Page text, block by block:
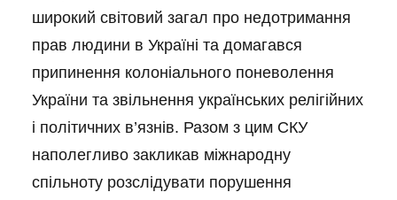
широкий світовий загал про недотримання
прав людини в Україні та домагався
припинення колоніального поневолення
України та звільнення українських релігійних
і політичних в’язнів. Разом з цим СКУ
наполегливо закликав міжнародну
спільноту розслідувати порушення